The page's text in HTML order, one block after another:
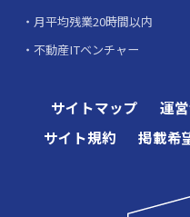
月平均残業20時間以内
不動産ITベンチャー
サイトマップ 運
サイト規約
掲載希